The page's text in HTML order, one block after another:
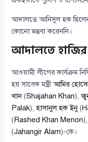
আদালতে আনিসুল হক ছিলেন
কোনো মন্তব্য করেননি।
আদালতে হাজির
আওয়ামী লীগের কার্যক্রম
হয় সাবেক মন্ত্রীআমির
খান(Shajahan Khan),
Palak),হাসানুল হক ইনু(
( Rashed Khan Menon
(Jahangir Alam)-কে।